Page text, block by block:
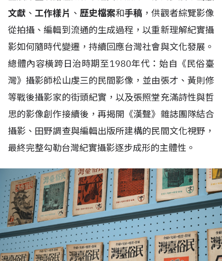
文獻 、工作樣片 、 歷史檔案和手稿 ，供觀者綜覽影像
從拍攝、編輯到流通的生成過程，以重新理解紀實攝
影如何隨時代變遷，持續回應台灣社會與文化發展。
總體內容橫跨日治時期至1980年代：始自《民俗臺
灣》攝影師松山虔三的民間影像，並由張才、黃則修
等戰後攝影家的街頭紀實，以及張照堂充滿詩性與哲
思的影像創作接續後，再揭開《漢聲》雜誌團隊結合
攝影、田野調查與編輯出版所建構的民間文化視野，
最終完整勾勒台灣紀實攝影逐步成形的主體性。